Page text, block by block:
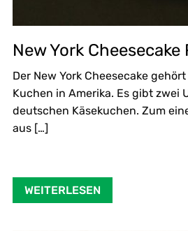
New York Cheesecake
Der New York Cheesecake
Kuchen in Amerika. Es gibt zwei
deutschen Käsekuchen. Zum
aus […]
WEITERLESEN